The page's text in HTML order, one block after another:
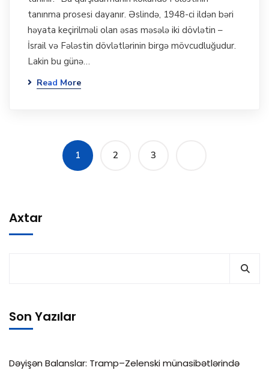
tanınma prosesi dayanır. Əslində, 1948-ci ildən bəri
həyata keçirilməli olan əsas məsələ iki dövlətin –
İsrail və Fələstin dövlətlərinin birgə mövcudluğudur.
Lakin bu günə…
Read More
1 2 3
Axtar
Son Yazılar
Dəyişən Balanslar: Tramp–Zelenski münasibətlərində